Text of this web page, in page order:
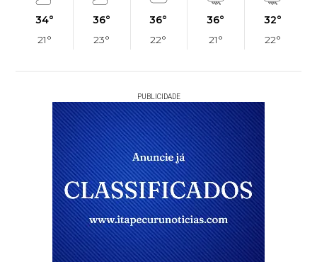
34°
21°
36°
23°
36°
22°
36°
21°
32°
22°
PUBLICIDADE